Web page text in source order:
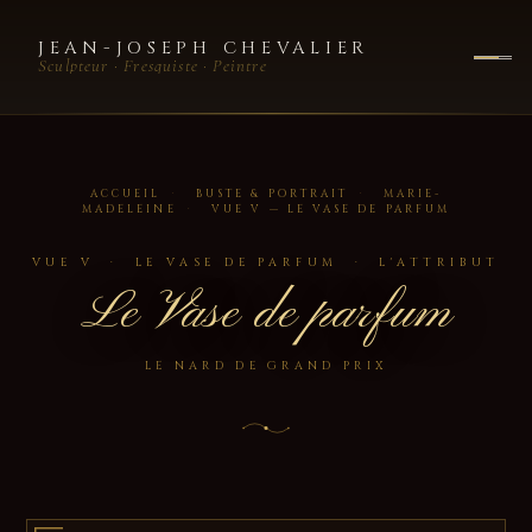
JEAN-JOSEPH CHEVALIER
Sculpteur · Fresquiste · Peintre
ACCUEIL · BUSTE & PORTRAIT ·
MARIE-
MADELEINE
· VUE V — LE VASE DE PARFUM
VUE V · LE VASE DE PARFUM · L'ATTRIBUT
Le Vase de parfum
LE NARD DE GRAND PRIX